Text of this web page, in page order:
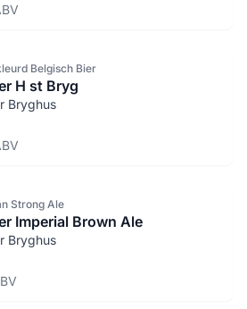
Belgisch Bier
H st Bryg
Bryghus
Strong Ale
Imperial Brown Ale
Bryghus